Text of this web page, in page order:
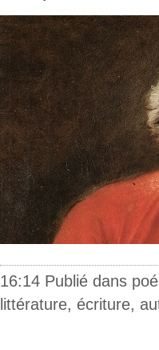
16:14 Publié dans
littérature, écriture,